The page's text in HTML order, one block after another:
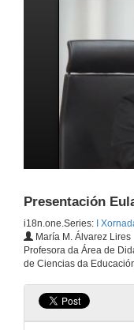
Presentación
i18n.one.Series:
I
María M. Álvarez Lires
Profesora da Área de
de Ciencias da